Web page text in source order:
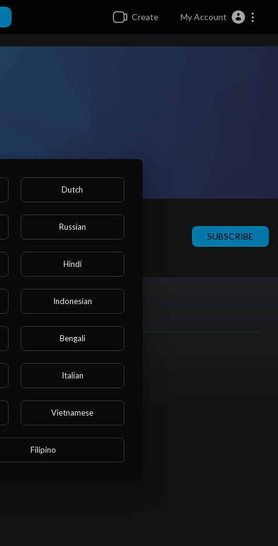
Create My Account
SUBSCRIBE
Social links
Dutch
Russian
Hindi
Indonesian
Bengali
Italian
Vietnamese
Filipino